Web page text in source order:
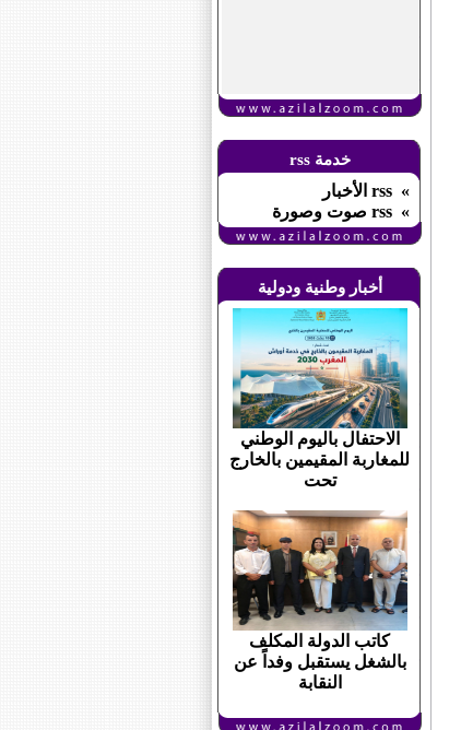
خدمة rss
» rss الأخبار
» rss صوت وصورة
أخبار وطنية ودولية
الاحتفال باليوم الوطني
للمغاربة المقيمين بالخارج
تحت
كاتب الدولة المكلف
بالشغل يستقبل وفداً عن
النقابة